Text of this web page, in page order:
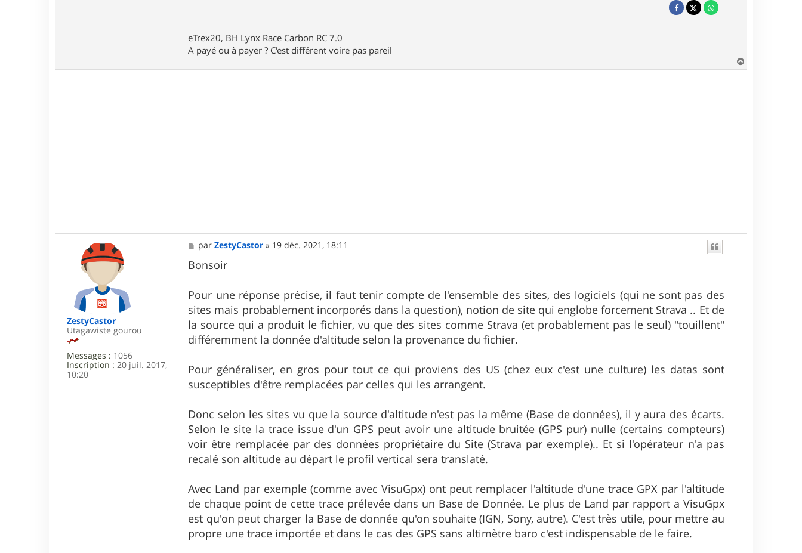
t
eTrex20, BH Lynx Race Carbon RC 7.0
A payé ou à payer ? C'est différent voire pas pareil
a
ZestyCastor
Utagawiste gourou
Messages : 1056
Inscription : 20 juil. 2017,
10:20
M
e
s
s
g
e
parZestyCastor » 19 déc. 2021, 18:11
Bonsoir
Pour une réponse précise, il faut tenir compte de l'ensemble des sites, des logiciels (qui ne sont pas des
sites mais probablement incorporés dans la question), notion de site qui englobe forcement Strava .. Et de
la source qui a produit le fichier, vu que des sites comme Strava (et probablement pas le seul) "touillent"
différemment la donnée d'altitude selon la provenance du fichier.
Pour généraliser, en gros pour tout ce qui proviens des US (chez eux c'est une culture) les datas sont
susceptibles d'être remplacées par celles qui les arrangent.
Donc selon les sites vu que la source d'altitude n'est pas la même (Base de données), il y aura des écarts.
Selon le site la trace issue d'un GPS peut avoir une altitude bruitée (GPS pur) nulle (certains compteurs)
voir être remplacée par des données propriétaire du Site (Strava par exemple).. Et si l'opérateur n'a pas
recalé son altitude au départ le profil vertical sera translaté.
Avec Land par exemple (comme avec VisuGpx) ont peut remplacer l'altitude d'une trace GPX par l'altitude
de chaque point de cette trace prélevée dans un Base de Donnée. Le plus de Land par rapport a VisuGpx
est qu'on peut charger la Base de donnée qu'on souhaite (IGN, Sony, autre). C'est très utile, pour mettre au
propre une trace importée et dans le cas des GPS sans altimètre baro c'est indispensable de le faire.